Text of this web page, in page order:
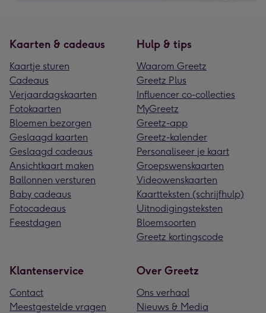
Kaarten & cadeaus
Kaartje sturen
Cadeaus
Verjaardagskaarten
Fotokaarten
Bloemen bezorgen
Geslaagd kaarten
Geslaagd cadeaus
Ansichtkaart maken
Ballonnen versturen
Baby cadeaus
Fotocadeaus
Feestdagen
Hulp & tips
Waarom Greetz
Greetz Plus
Influencer co-collecties
MyGreetz
Greetz-app
Greetz-kalender
Personaliseer je kaart
Groepswenskaarten
Videowenskaarten
Kaartteksten (schrijfhulp)
Uitnodigingsteksten
Bloemsoorten
Greetz kortingscode
Klantenservice
Contact
Meestgestelde vragen
Over Greetz
Ons verhaal
Nieuws & Media